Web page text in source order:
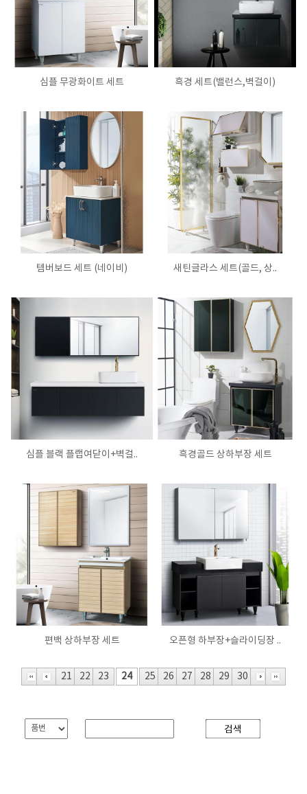
심플 무광화이트 세트 흑경 세트(밸런스,벽걸이)
템버보드 세트 (네이비) 새틴글라스 세트(골드, 상..
심플 블랙 플랩여닫이+벽걸.. 흑경골드 상하부장 세트
편백 상하부장 세트 오픈형 하부장+슬라이딩장 ..
21 22 23 24 25 26 27 28 29 30